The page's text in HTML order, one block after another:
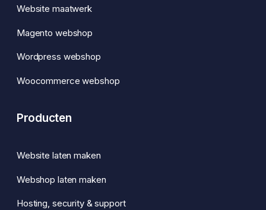
Website maatwerk
Magento webshop
Wordpress webshop
Woocommerce webshop
Producten
Website laten maken
Webshop laten maken
Hosting, security & support